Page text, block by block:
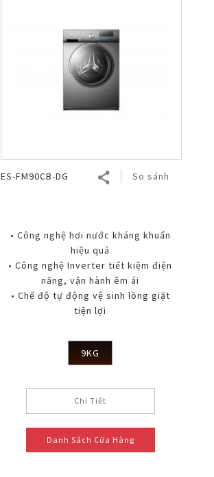
ES-FM90CB-DG So sánh
• Công nghệ hơi nước kháng khuẩn
hiệu quả
• Công nghệ Inverter tiết kiệm điện
năng, vận hành êm ái
• Chế độ tự động vệ sinh lồng giặt
tiện lợi
9KG
Chi Tiết
Danh Sách Cửa Hàng